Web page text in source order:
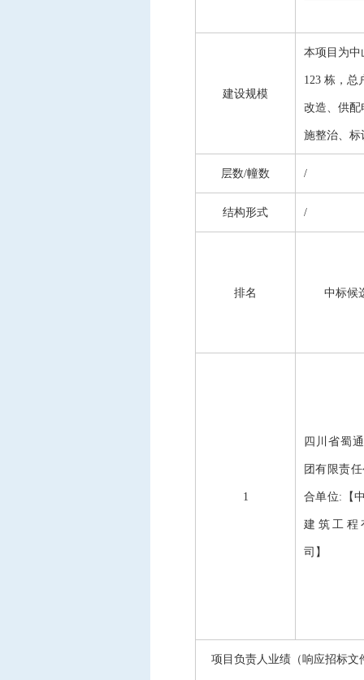
建设规模
本项目为中
123 栋，总
改造、供配
施整治、标
层数/幢数 /
结构形式 /
排名 中标候
1
四川省蜀
团有限责
合单位:【
建筑工程
司】
项目负责人业绩（响应招标文